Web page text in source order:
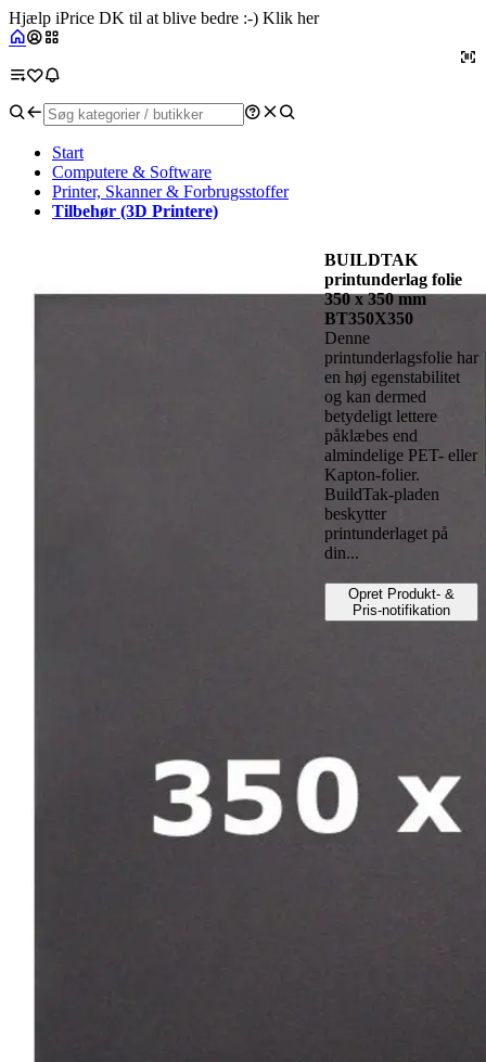
Hjælp iPrice DK til at blive bedre :-) Klik her
Start
Computere & Software
Printer, Skanner & Forbrugsstoffer
Tilbehør (3D Printere)
BUILDTAK
printunderlag folie
350 x 350 mm
BT350X350
Denne
printunderlagsfolie har
en høj egenstabilitet
og kan dermed
betydeligt lettere
påklæbes end
almindelige PET- eller
Kapton-folier.
BuildTak-pladen
beskytter
printunderlaget på
din...
Opret Produkt- &
Pris-notifikation